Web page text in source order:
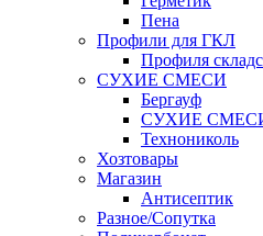
Пена
Профили для ГКЛ
Профиля
СУХИЕ СМЕСИ
Бергауф
СУХИЕ
Технониколь
Хозтовары
Магазин
Антисептик
Разное/Сопутка